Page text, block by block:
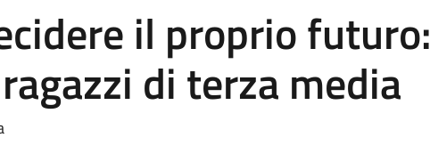
il proprio futuro:
di terza media